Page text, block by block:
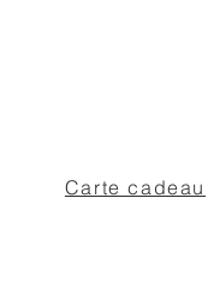
Carte cadeau